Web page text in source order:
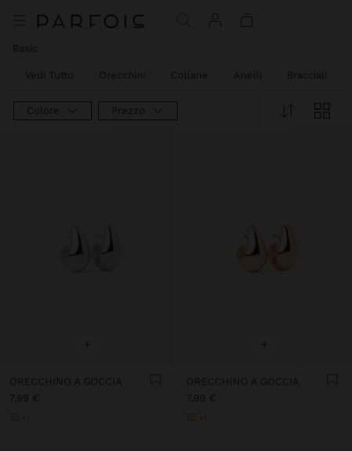
Basic
Vedi Tutto Orecchini Collane Anelli Bracciali
Colore Prezzo
+
ORECCHINO A GOCCIA
7,99 €
+
ORECCHINO A GOCCIA
7,99 €